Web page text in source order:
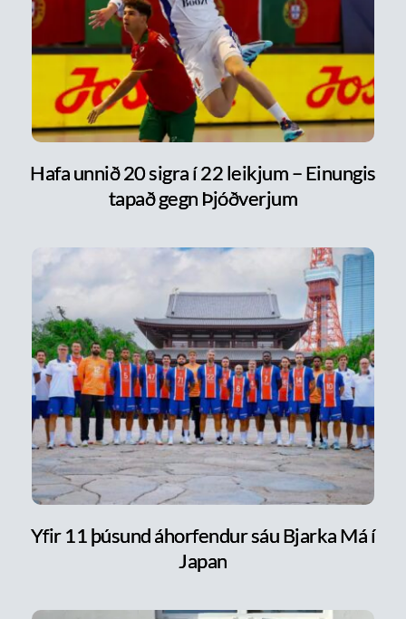
Hafa unnið 20 sigra í 22 leikjum – Einungis
tapað gegn Þjóðverjum
Yfir 11 þúsund áhorfendur sáu Bjarka Má í
Japan